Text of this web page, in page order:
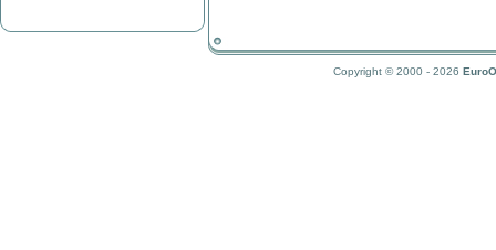
Copyright © 2000 - 2026